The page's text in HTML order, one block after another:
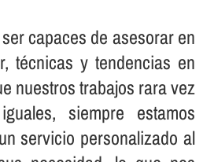
capaces de asesorar en
técnicas y tendencias en
nuestros trabajos rara vez
siempre estamos
servicio personalizado al